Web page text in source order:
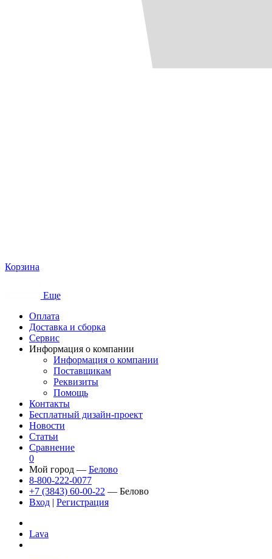
Корзина
Еще
Оплата
Доставка и сборка
Сервис
Информация о компании
Информация о компании
Поставщикам
Реквизиты
Помощь
Контакты
Бесплатный дизайн-проект
Новости
Статьи
Сравнение
0
Мой город — Белово
8-800-222-0077
+7 (3843) 60-00-22 — Белово
Вход | Регистрация
Lava